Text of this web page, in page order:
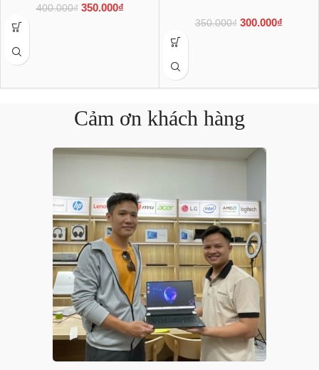
400.000₫ 350.000₫
350.000₫ 300.000₫
Cảm ơn khách hàng